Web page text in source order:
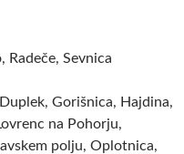
Radeče, Sevnica
Gorišnica, Hajdina,
na Pohorju,
polju, Oplotnica,